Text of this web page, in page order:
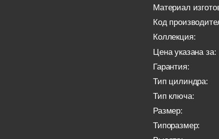
Материал
Код
Коллекция:
Цена указана за:
Гарантия:
Тип цилиндра:
Тип ключа:
Размер:
Типоразмер: